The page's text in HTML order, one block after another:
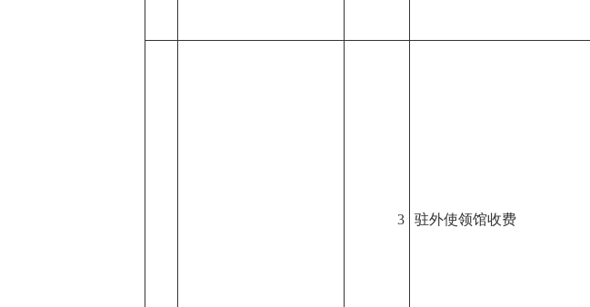
3 驻外使领馆收费